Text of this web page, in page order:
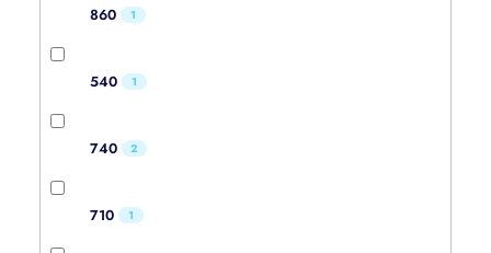
860 1
540 1
740 2
710 1